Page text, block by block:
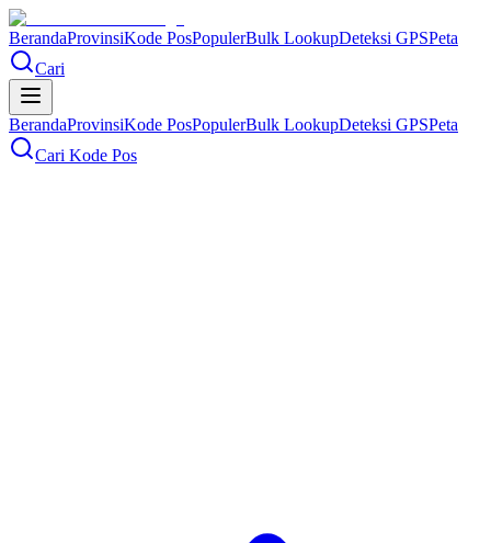
BerandaProvinsiKode PosPopulerBulk LookupDeteksi GPSPeta
Cari
BerandaProvinsiKode PosPopulerBulk LookupDeteksi GPSPeta
Cari Kode Pos